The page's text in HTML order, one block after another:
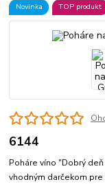
Novinka TOP produkt
6144
Poháre víno "Dobrý
vhodným darčekom